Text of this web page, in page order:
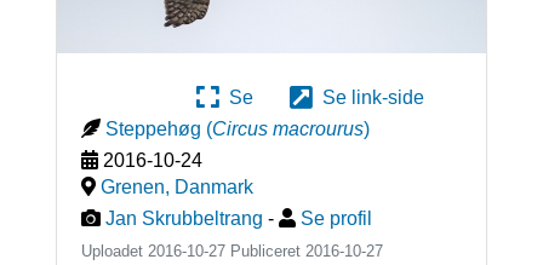
Se
Se link-side
Steppehøg (Circus macrourus)
2016-10-24
Grenen, Danmark
Jan Skrubbeltrang - Se profil
Uploadet 2016-10-27 Publiceret 2016-10-27